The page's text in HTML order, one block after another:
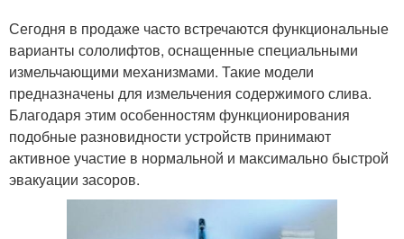
Сегодня в продаже часто встречаются функциональные
варианты сололифтов, оснащенные специальными
измельчающими механизмами. Такие модели
предназначены для измельчения содержимого слива.
Благодаря этим особенностям функционирования
подобные разновидности устройств принимают
активное участие в нормальной и максимально быстрой
эвакуации засоров.